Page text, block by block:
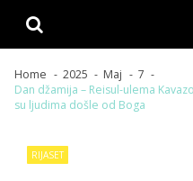
Home 2025 Maj
7
Dan džamija – Reisul-ulema
su ljudima došle od Boga
RIJASET